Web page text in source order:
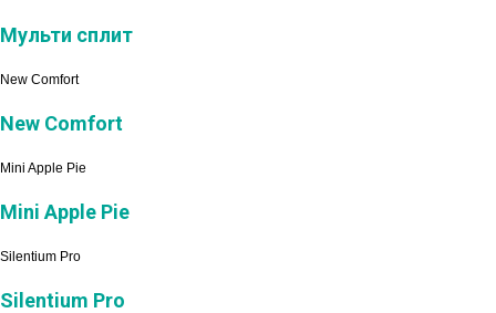
Мульти сплит
New Comfort
New Comfort
Mini Apple Pie
Mini Apple Pie
Silentium Pro
Silentium Pro